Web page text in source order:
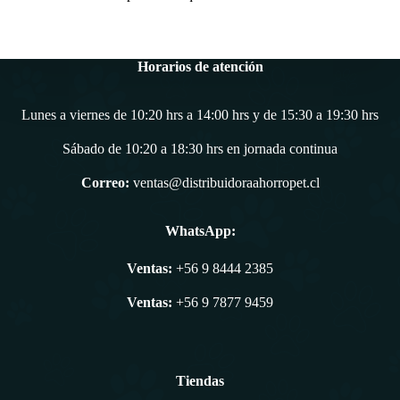
Horarios de atención
Lunes a viernes de 10:20 hrs a 14:00 hrs y de 15:30 a 19:30 hrs
Sábado de 10:20 a 18:30 hrs en jornada continua
Correo: ventas@distribuidoraahorropet.cl
WhatsApp:
Ventas: +56 9 8444 2385
Ventas: +56 9 7877 9459
Tiendas